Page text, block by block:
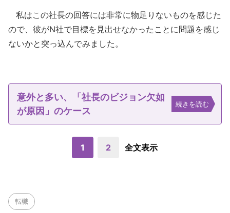
私はこの社長の回答には非常に物足りないものを感じた
ので、彼がN社で目標を見出せなかったことに問題を感じ
ないかと突っ込んでみました。
意外と多い、「社長のビジョン欠如
が原因」のケース
続きを読む
1 2 全文表示
転職